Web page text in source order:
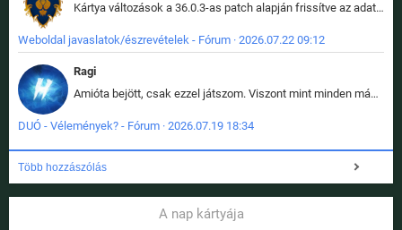
Kártya változások a 36.0.3-as patch alapján frissítve az adatbázisban (képek is cserélve).
Weboldal javaslatok/észrevételek - Fórum · 2026.07.22 09:12
Ragi
Amióta bejött, csak ezzel játszom. Viszont mint minden más - akár az alapjáték is, ez is baromira összetett lett. Néha már pár kör után is esélytelen az egész. Vagy irreállisan túltápol valaki, vagy lelép a partner, vagy csak hülye mint a segg. És amikor eljönne az én időm, na akkor jön el mindenki másé is. Engem jobban érdekelne, hogy ki milyen ratingen szokott játszani. Na ez lenne egy érdekes adat.
DUÓ - Vélemények? - Fórum · 2026.07.19 18:34
Több hozzászólás
A nap kártyája